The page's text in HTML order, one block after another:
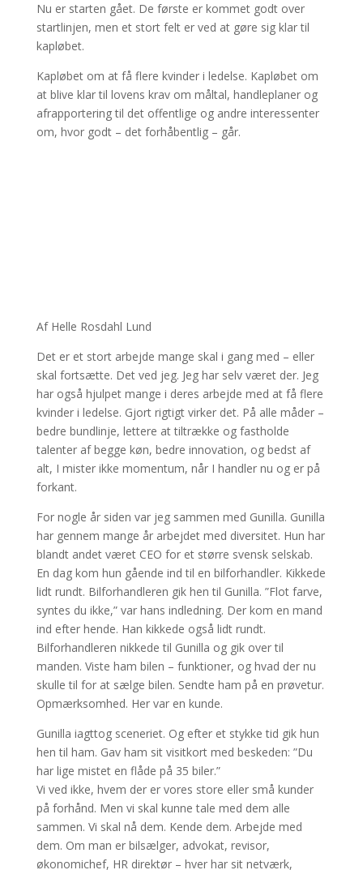
Nu er starten gået. De første er kommet godt over
startlinjen, men et stort felt er ved at gøre sig klar til
kapløbet.
Kapløbet om at få flere kvinder i ledelse. Kapløbet om
at blive klar til lovens krav om måltal, handleplaner og
afrapportering til det offentlige og andre interessenter
om, hvor godt – det forhåbentlig – går.
Af Helle Rosdahl Lund
Det er et stort arbejde mange skal i gang med – eller
skal fortsætte. Det ved jeg. Jeg har selv været der. Jeg
har også hjulpet mange i deres arbejde med at få flere
kvinder i ledelse. Gjort rigtigt virker det. På alle måder –
bedre bundlinje, lettere at tiltrække og fastholde
talenter af begge køn, bedre innovation, og bedst af
alt, I mister ikke momentum, når I handler nu og er på
forkant.
For nogle år siden var jeg sammen med Gunilla. Gunilla
har gennem mange år arbejdet med diversitet. Hun har
blandt andet været CEO for et større svensk selskab.
En dag kom hun gående ind til en bilforhandler. Kikkede
lidt rundt. Bilforhandleren gik hen til Gunilla. ”Flot farve,
syntes du ikke,” var hans indledning. Der kom en mand
ind efter hende. Han kikkede også lidt rundt.
Bilforhandleren nikkede til Gunilla og gik over til
manden. Viste ham bilen – funktioner, og hvad der nu
skulle til for at sælge bilen. Sendte ham på en prøvetur.
Opmærksomhed. Her var en kunde.
Gunilla iagttog sceneriet. Og efter et stykke tid gik hun
hen til ham. Gav ham sit visitkort med beskeden: ”Du
har lige mistet en flåde på 35 biler.”
Vi ved ikke, hvem der er vores store eller små kunder
på forhånd. Men vi skal kunne tale med dem alle
sammen. Vi skal nå dem. Kende dem. Arbejde med
dem. Om man er bilsælger, advokat, revisor,
økonomichef, HR direktør – hver har sit netværk,